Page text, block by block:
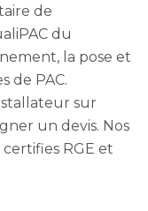
de
du
la pose et
de PAC.
sur
un devis. Nos
RGE et